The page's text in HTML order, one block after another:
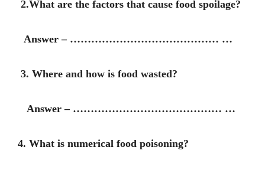
2.What are the factors that cause food spoilage?
Answer – …………………………………… …
3. Where and how is food wasted?
Answer – …………………………………… …
4. What is numerical food poisoning?